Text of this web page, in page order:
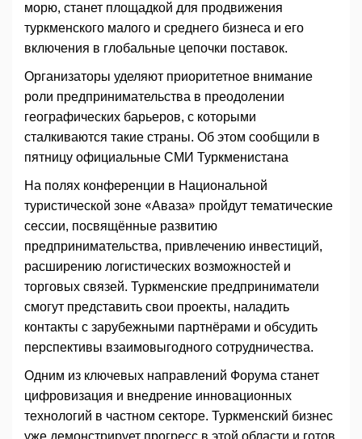
морю, станет площадкой для продвижения
туркменского малого и среднего бизнеса и его
включения в глобальные цепочки поставок.
Организаторы уделяют приоритетное внимание
роли предпринимательства в преодолении
географических барьеров, с которыми
сталкиваются такие страны. Об этом сообщили в
пятницу официальные СМИ Туркменистана
На полях конференции в Национальной
туристической зоне «Аваза» пройдут тематические
сессии, посвящённые развитию
предпринимательства, привлечению инвестиций,
расширению логистических возможностей и
торговых связей. Туркменские предприниматели
смогут представить свои проекты, наладить
контакты с зарубежными партнёрами и обсудить
перспективы взаимовыгодного сотрудничества.
Одним из ключевых направлений Форума станет
цифровизация и внедрение инновационных
технологий в частном секторе. Туркменский бизнес
уже демонстрирует прогресс в этой области и готов